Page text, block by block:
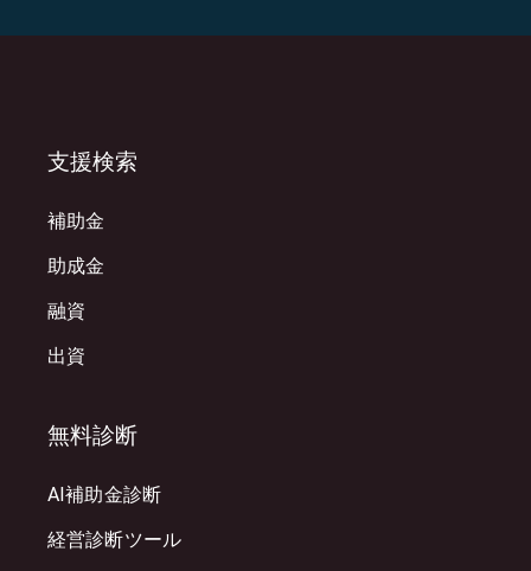
支援検索
補助金
助成金
融資
出資
無料診断
AI補助金診断
経営診断ツール